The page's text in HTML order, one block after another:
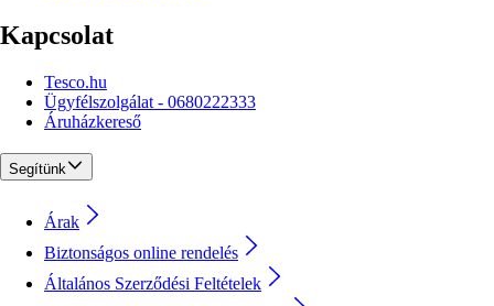
Kapcsolat
Tesco.hu
Ügyfélszolgálat - 0680222333
Áruházkereső
Segítünk
Árak
Biztonságos online rendelés
Általános Szerződési Feltételek